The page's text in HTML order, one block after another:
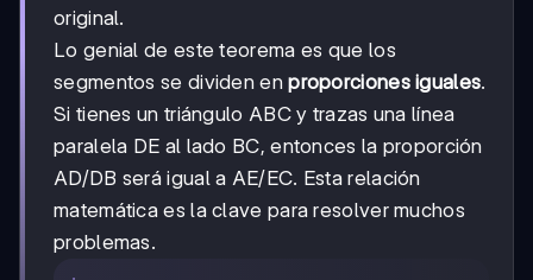
original.
Lo genial de este teorema es que los
segmentos se dividen enproporciones iguales.
Si tienes un triángulo ABC y trazas una línea
paralela DE al lado BC, entonces la proporción
AD/DB será igual a AE/EC. Esta relación
matemática es la clave para resolver muchos
problemas.